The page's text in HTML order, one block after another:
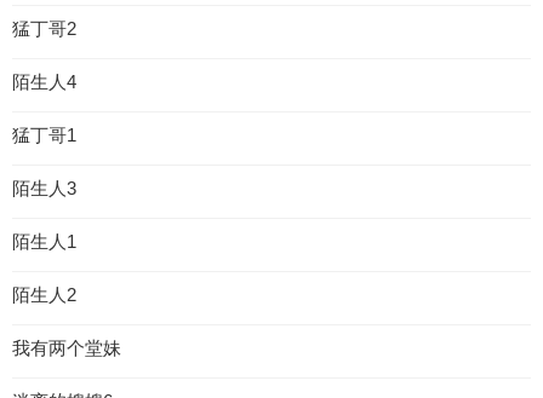
猛丁哥2
陌生人4
猛丁哥1
陌生人3
陌生人1
陌生人2
我有两个堂妹